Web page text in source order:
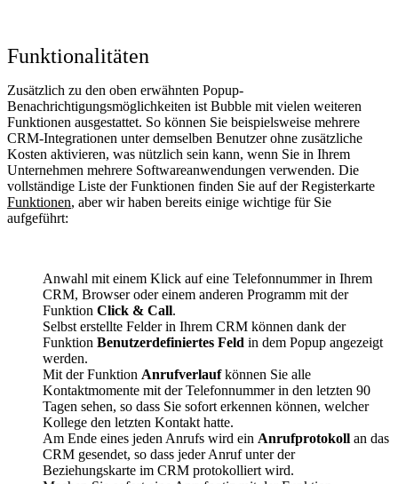
Funktionalitäten
Zusätzlich zu den oben erwähnten Popup-
Benachrichtigungsmöglichkeiten ist Bubble mit vielen weiteren
Funktionen ausgestattet. So können Sie beispielsweise mehrere
CRM-Integrationen unter demselben Benutzer ohne zusätzliche
Kosten aktivieren, was nützlich sein kann, wenn Sie in Ihrem
Unternehmen mehrere Softwareanwendungen verwenden. Die
vollständige Liste der Funktionen finden Sie auf der Registerkarte
Funktionen, aber wir haben bereits einige wichtige für Sie
aufgeführt:
Anwahl mit einem Klick auf eine Telefonnummer in Ihrem
CRM, Browser oder einem anderen Programm mit der
Funktion Click & Call.
Selbst erstellte Felder in Ihrem CRM können dank der
Funktion Benutzerdefiniertes Feld in dem Popup angezeigt
werden.
Mit der Funktion Anrufverlaufkönnen Sie alle
Kontaktmomente mit der Telefonnummer in den letzten 90
Tagen sehen, so dass Sie sofort erkennen können, welcher
Kollege den letzten Kontakt hatte.
Am Ende eines jeden Anrufs wird ein Anrufprotokoll an das
CRM gesendet, so dass jeder Anruf unter der
Beziehungskarte im CRM protokolliert wird.